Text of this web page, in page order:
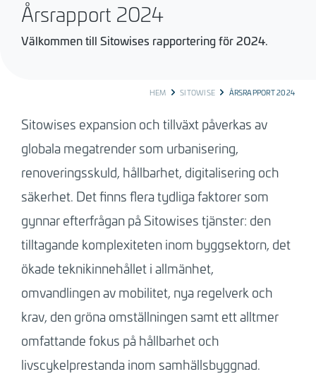
Årsrapport 2024
Välkommen till Sitowises rapportering för 2024.
HEM SITOWISE ÅRSRAPPORT 2024
Sitowises expansion och tillväxt påverkas av
globala megatrender som urbanisering,
renoveringsskuld, hållbarhet, digitalisering och
säkerhet. Det finns flera tydliga faktorer som
gynnar efterfrågan på Sitowises tjänster: den
tilltagande komplexiteten inom byggsektorn, det
ökade teknikinnehållet i allmänhet,
omvandlingen av mobilitet, nya regelverk och
krav, den gröna omställningen samt ett alltmer
omfattande fokus på hållbarhet och
livscykelprestanda inom samhällsbyggnad.